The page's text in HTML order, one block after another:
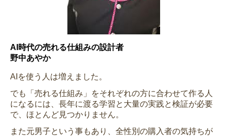
AI時代の売れる仕組みの設計者
野中あやか
AIを使う人は増えました。
でも「売れる仕組み」をそれぞれの方に合わせて作る人
になるには、長年に渡る学習と大量の実践と検証が必要
で、ほとんど見つかりません。
また元男子という事もあり、全性別の購入者の気持ちが